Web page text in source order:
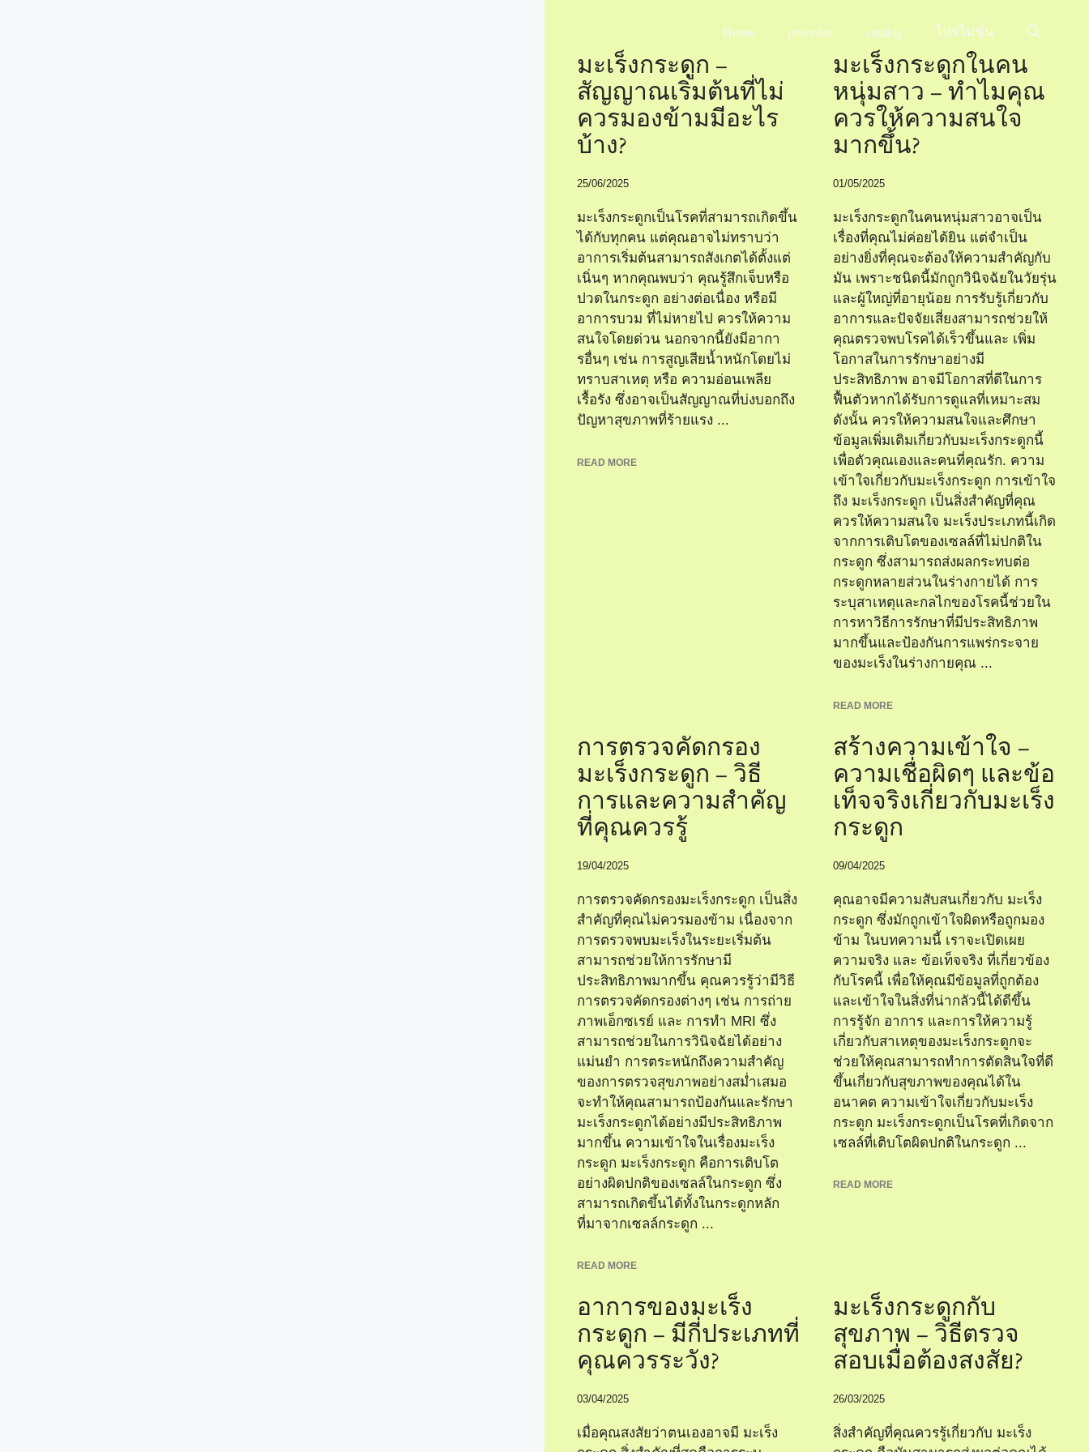
Home preorder catalog โปรโมชั่น
มะเร็งกระดูก –
สัญญาณเริ่มต้นที่ไม่
ควรมองข้ามมีอะไร
บ้าง?
25/06/2025
มะเร็งกระดูกเป็นโรคที่สามารถเกิดขึ้น
ได้กับทุกคน แต่คุณอาจไม่ทราบว่า
อาการเริ่มต้นสามารถสังเกตได้ตั้งแต่
เนิ่นๆ หากคุณพบว่า คุณรู้สึกเจ็บหรือ
ปวดในกระดูก อย่างต่อเนื่อง หรือมี
อาการบวม ที่ไม่หายไป ควรให้ความ
สนใจโดยด่วน นอกจากนี้ยังมีอากา
รอื่นๆ เช่น การสูญเสียน้ำหนักโดยไม่
ทราบสาเหตุ หรือ ความอ่อนเพลีย
เรื้อรัง ซึ่งอาจเป็นสัญญาณที่บ่งบอกถึง
ปัญหาสุขภาพที่ร้ายแรง ...
READ MORE
มะเร็งกระดูกในคน
หนุ่มสาว – ทำไมคุณ
ควรให้ความสนใจ
มากขึ้น?
01/05/2025
มะเร็งกระดูกในคนหนุ่มสาวอาจเป็น
เรื่องที่คุณไม่ค่อยได้ยิน แต่จำเป็น
อย่างยิ่งที่คุณจะต้องให้ความสำคัญกับ
มัน เพราะชนิดนี้มักถูกวินิจฉัยในวัยรุ่น
และผู้ใหญ่ที่อายุน้อย การรับรู้เกี่ยวกับ
อาการและปัจจัยเสี่ยงสามารถช่วยให้
คุณตรวจพบโรคได้เร็วขึ้นและ เพิ่ม
โอกาสในการรักษาอย่างมี
ประสิทธิภาพ อาจมีโอกาสที่ดีในการ
ฟื้นตัวหากได้รับการดูแลที่เหมาะสม
ดังนั้น ควรให้ความสนใจและศึกษา
ข้อมูลเพิ่มเติมเกี่ยวกับมะเร็งกระดูกนี้
เพื่อตัวคุณเองและคนที่คุณรัก. ความ
เข้าใจเกี่ยวกับมะเร็งกระดูก การเข้าใจ
ถึง มะเร็งกระดูก เป็นสิ่งสำคัญที่คุณ
ควรให้ความสนใจ มะเร็งประเภทนี้เกิด
จากการเติบโตของเซลล์ที่ไม่ปกติใน
กระดูก ซึ่งสามารถส่งผลกระทบต่อ
กระดูกหลายส่วนในร่างกายได้ การ
ระบุสาเหตุและกลไกของโรคนี้ช่วยใน
การหาวิธีการรักษาที่มีประสิทธิภาพ
มากขึ้นและป้องกันการแพร่กระจาย
ของมะเร็งในร่างกายคุณ ...
READ MORE
การตรวจคัดกรอง
มะเร็งกระดูก – วิธี
การและความสำคัญ
ที่คุณควรรู้
19/04/2025
การตรวจคัดกรองมะเร็งกระดูก เป็นสิ่ง
สำคัญที่คุณไม่ควรมองข้าม เนื่องจาก
การตรวจพบมะเร็งในระยะเริ่มต้น
สามารถช่วยให้การรักษามี
ประสิทธิภาพมากขึ้น คุณควรรู้ว่ามีวิธี
การตรวจคัดกรองต่างๆ เช่น การถ่าย
ภาพเอ็กซเรย์ และ การทำ MRI ซึ่ง
สามารถช่วยในการวินิจฉัยได้อย่าง
แม่นยำ การตระหนักถึงความสำคัญ
ของการตรวจสุขภาพอย่างสม่ำเสมอ
จะทำให้คุณสามารถป้องกันและรักษา
มะเร็งกระดูกได้อย่างมีประสิทธิภาพ
มากขึ้น ความเข้าใจในเรื่องมะเร็ง
กระดูก มะเร็งกระดูก คือการเติบโต
อย่างผิดปกติของเซลล์ในกระดูก ซึ่ง
สามารถเกิดขึ้นได้ทั้งในกระดูกหลัก
ที่มาจากเซลล์กระดูก ...
READ MORE
สร้างความเข้าใจ –
ความเชื่อผิดๆ และข้อ
เท็จจริงเกี่ยวกับมะเร็ง
กระดูก
09/04/2025
คุณอาจมีความสับสนเกี่ยวกับ มะเร็ง
กระดูก ซึ่งมักถูกเข้าใจผิดหรือถูกมอง
ข้าม ในบทความนี้ เราจะเปิดเผย
ความจริง และ ข้อเท็จจริง ที่เกี่ยวข้อง
กับโรคนี้ เพื่อให้คุณมีข้อมูลที่ถูกต้อง
และเข้าใจในสิ่งที่น่ากลัวนี้ได้ดีขึ้น
การรู้จัก อาการ และการให้ความรู้
เกี่ยวกับสาเหตุของมะเร็งกระดูกจะ
ช่วยให้คุณสามารถทำการตัดสินใจที่ดี
ขึ้นเกี่ยวกับสุขภาพของคุณได้ใน
อนาคต ความเข้าใจเกี่ยวกับมะเร็ง
กระดูก มะเร็งกระดูกเป็นโรคที่เกิดจาก
เซลล์ที่เติบโตผิดปกติในกระดูก ...
READ MORE
อาการของมะเร็ง
กระดูก – มีกี่ประเภทที่
คุณควรระวัง?
03/04/2025
เมื่อคุณสงสัยว่าตนเองอาจมี มะเร็ง
มะเร็งกระดูกกับ
สุขภาพ – วิธีตรวจ
สอบเมื่อต้องสงสัย?
26/03/2025
สิ่งสำคัญที่คุณควรรู้เกี่ยวกับ มะเร็ง